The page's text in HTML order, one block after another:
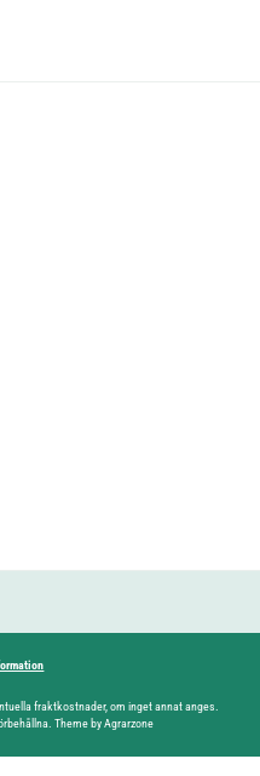
fraktkostnader, om inget annat anges.
Theme by Agrarzone